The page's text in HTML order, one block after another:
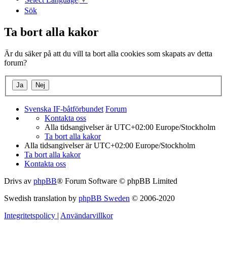
Sök
Ta bort alla kakor
Är du säker på att du vill ta bort alla cookies som skapats av detta
forum?
Svenska IF-båtförbundet Forum
Kontakta oss
Alla tidsangivelser är UTC+02:00 Europe/Stockholm
Ta bort alla kakor
Alla tidsangivelser är UTC+02:00 Europe/Stockholm
Ta bort alla kakor
Kontakta oss
Drivs av phpBB® Forum Software © phpBB Limited
Swedish translation by phpBB Sweden © 2006-2020
Integritetspolicy | Användarvillkor